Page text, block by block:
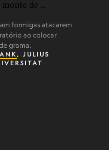
formigas atacarem
ao colocar
grama.
, JULIUS